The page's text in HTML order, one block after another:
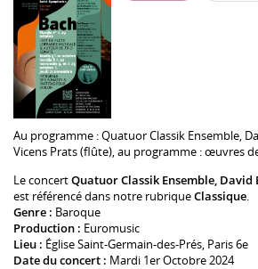
Au programme :Quatuor Classik Ensemble
Vicens Prats(flûte), au programme : œuvres de
Le concertQuatuor Classik Ensemble, David
est référencé dans notre rubriqueClassique.
Genre : Baroque
Production : Euromusic
Lieu : Église Saint-Germain-des-Prés, Paris 6e
Date du concert : Mardi 1er Octobre 2024